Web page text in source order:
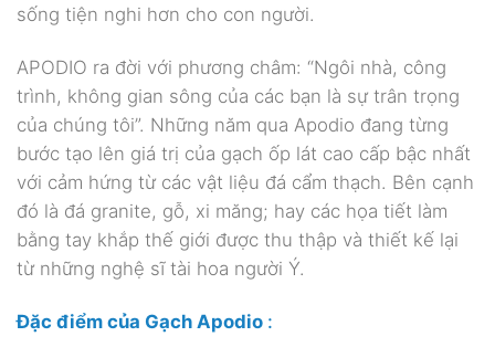
sống tiện nghi hơn cho con người.
APODIO ra đời với phương châm: “Ngôi nhà, công
trình, không gian sông của các bạn là sự trân trọng
của chúng tôi”. Những năm qua Apodio đang từng
bước tạo lên giá trị của gạch ốp lát cao cấp bậc nhất
với cảm hứng từ các vật liệu đá cẩm thạch. Bên cạnh
đó là đá granite, gỗ, xi măng; hay các họa tiết làm
bằng tay khắp thế giới được thu thập và thiết kế lại
từ những nghệ sĩ tài hoa người Ý.
Đặc điểm của Gạch Apodio :